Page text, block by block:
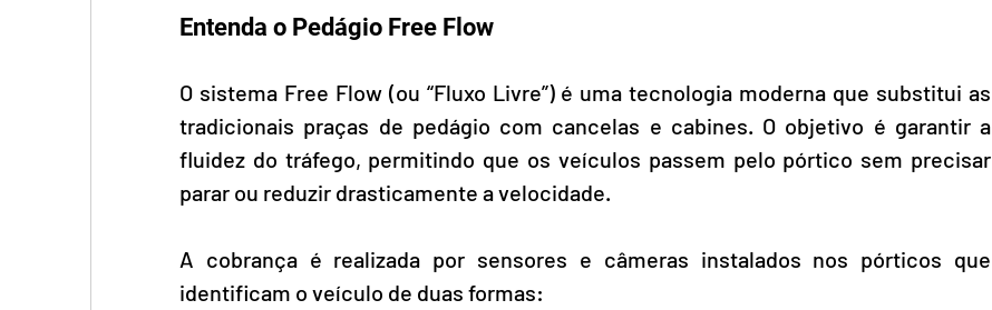
Entenda o Pedágio Free Flow
O sistema Free Flow (ou “Fluxo Livre”) é uma tecnologia moderna que substitui as
tradicionais praças de pedágio com cancelas e cabines. O objetivo é garantir a
fluidez do tráfego, permitindo que os veículos passem pelo pórtico sem precisar
parar ou reduzir drasticamente a velocidade.
A cobrança é realizada por sensores e câmeras instalados nos pórticos que
identificam o veículo de duas formas: